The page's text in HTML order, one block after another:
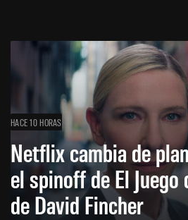
HACE 10 HORAS
Netflix cambia de
el spinoff de El Juego
de David Fincher